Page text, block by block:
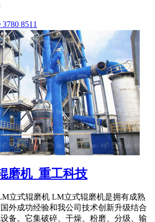
8511
磨机_重工科技
立式辊磨机 LM立式辊磨机是拥有成熟
外成功经验和我公司技术创新升级结合
备。它集破碎、干燥、粉磨、分级、输